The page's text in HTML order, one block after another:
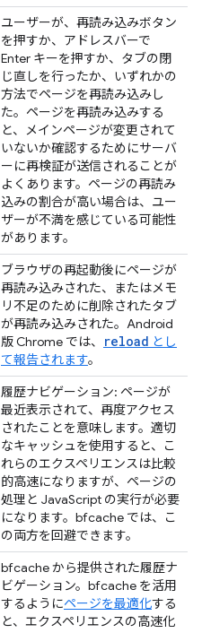
ユーザーが、再読み込みボタン
を押すか、アドレスバーで
Enter キーを押すか、タブの閉
じ直しを行ったか、いずれかの
方法でページを再読み込みし
た。ページを再読み込みする
と、メインページが変更されて
いないか確認するためにサーバ
ーに再検証が送信されることが
よくあります。ページの再読み
込みの割合が高い場合は、ユー
ザーが不満を感じている可能性
があります。
ブラウザの再起動後にページが
再読み込みされた、またはメモ
リ不足のために削除されたタブ
が再読み込みされた。Android
版 Chrome では、
reload とし
て報告されます。
履歴ナビゲーション: ページが
最近表示されて、再度アクセス
されたことを意味します。適切
なキャッシュを使用すると、こ
れらのエクスペリエンスは比較
的高速になりますが、ページの
処理と JavaScript の実行が必要
になります。bfcache では、こ
の両方を回避できます。
bfcache から提供された履歴ナ
ビゲーション。bfcache を活用
するようにページを最適化する
と、エクスペリエンスの高速化